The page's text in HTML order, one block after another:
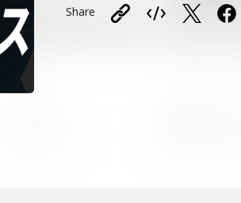
Share